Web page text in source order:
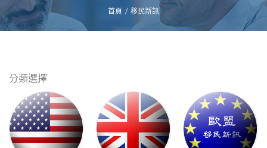
首頁 移民新訊
分類選擇